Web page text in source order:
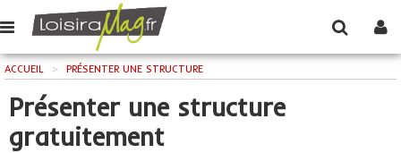
ACCUEIL > PRÉSENTER UNE STRUCTURE
Présenter une structure
gratuitement